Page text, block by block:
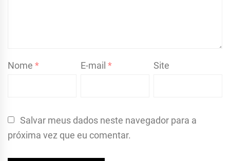
Nome * E-mail* Site
Salvar meus dados neste navegador para a
próxima vez que eu comentar.